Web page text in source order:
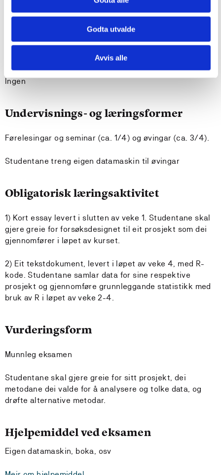
Godta utvalde
Avvis alle
Studentane treng sin eigen datamaskin for å fullføre
Tilrådde forkunnskapar
Ingen
Undervisnings- og læringsformer
Førelesingar og seminar (ca. 1/4) og øvingar (ca. 3/4).
Studentane treng eigen datamaskin til øvingar
Obligatorisk læringsaktivitet
1) Kort essay levert i slutten av veke 1. Studentane skal
gjere greie for forsøksdesignet til eit prosjekt som dei
gjennomfører i løpet av kurset.
2) Eit tekstdokument, levert i løpet av veke 4, med R-
kode. Studentane samlar data for sine respektive
prosjekt og gjennomføre grunnleggande statistikk med
bruk av R i løpet av veke 2-4.
Vurderingsform
Munnleg eksamen
Studentane skal gjere greie for sitt prosjekt, dei
metodane dei valde for å analysere og tolke data, og
drøfte alternative metodar.
Hjelpemiddel ved eksamen
Eigen datamaskin, boka, osv